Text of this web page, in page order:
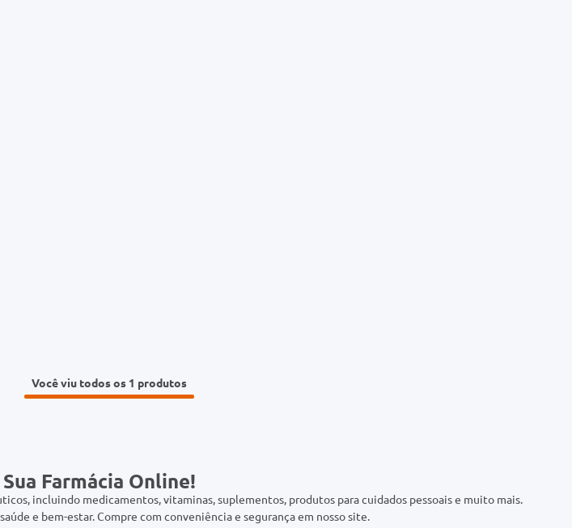
Você viu todos os 1
Farmácia Online!
incluindo medicamentos, vitaminas, suplementos, produtos para cuidados pessoais e muito mais.
e bem-estar. Compre com conveniência e segurança em nosso site.